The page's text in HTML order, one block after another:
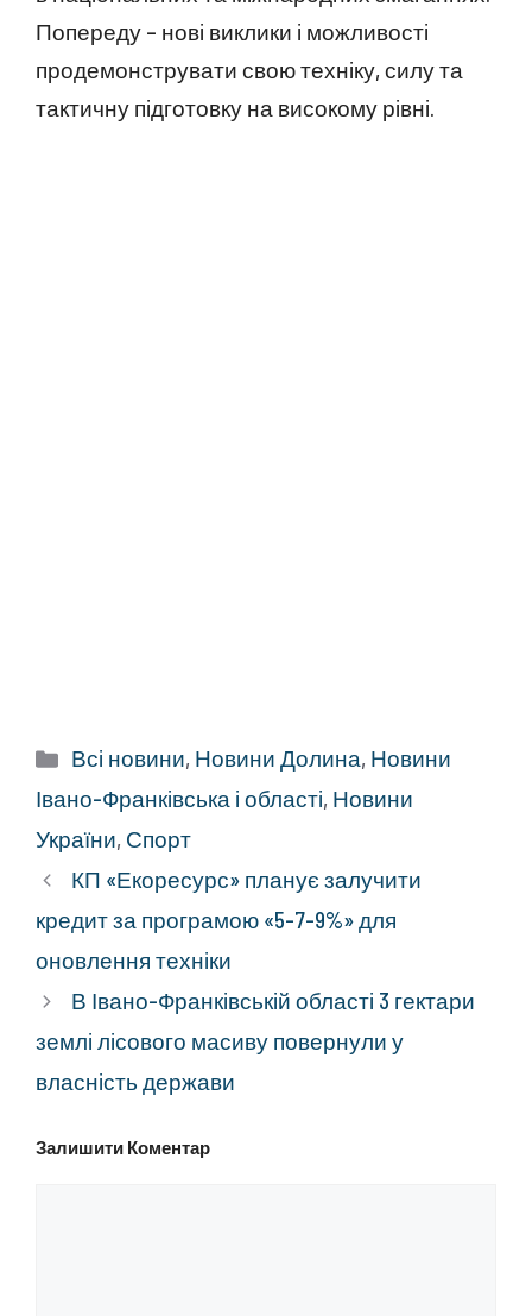
Попереду – нові виклики і можливості
продемонструвати свою техніку, силу та
тактичну підготовку на високому рівні.
Категорії
Всі новини, Новини Долина, Новини
Івано-Франківська і області, Новини
України, Спорт
КП «Екоресурс» планує залучити
кредит за програмою «5-7-9%» для
оновлення техніки
В Івано-Франківській області 3 гектари
землі лісового масиву повернули у
власність держави
Залишити Коментар